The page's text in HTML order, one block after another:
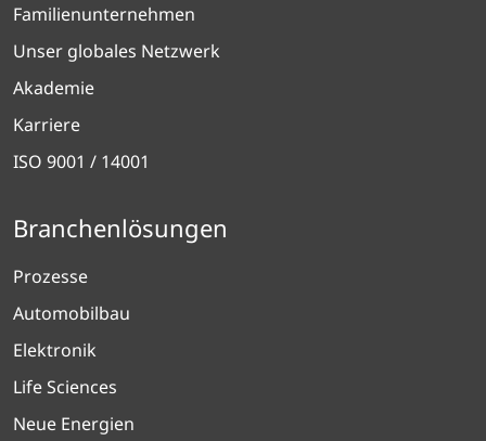
Familienunternehmen
Unser globales Netzwerk
Akademie
Karriere
ISO 9001 / 14001
Branchenlösungen
Prozesse
Automobilbau
Elektronik
Life Sciences
Neue Energien